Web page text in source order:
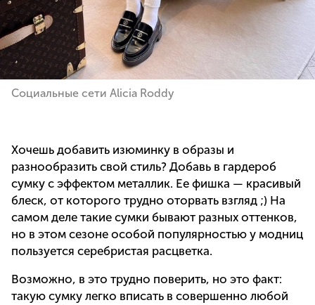
Социальные сети Alicia Roddy
Хочешь добавить изюминку в образы и
разнообразить свой стиль? Добавь в гардероб
сумку с эффектом металлик. Ее фишка — красивый
блеск, от которого трудно оторвать взгляд ;) На
самом деле такие сумки бывают разных оттенков,
но в этом сезоне особой популярностью у модниц
пользуется серебристая расцветка.
Возможно, в это трудно поверить, но это факт:
такую сумку легко вписать в совершенно любой